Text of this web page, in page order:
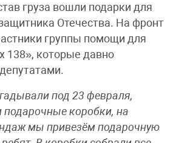
груза вошли подарки для
Отечества. На фронт
группы помощи для
138», которые давно
под 23 февраля,
подарочные коробки, на
мы привезём подарочную